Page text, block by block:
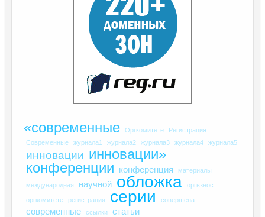
«современные Оргкомитете
Регистрация
Современные
журнала1 журнала2 журнала3 журнала4 журнала5
инновации инновации»
конференции
конференция материалы
международная научной обложка оргвзнос
оргкомитете регистрация серии совершена
современные ссылки статьи